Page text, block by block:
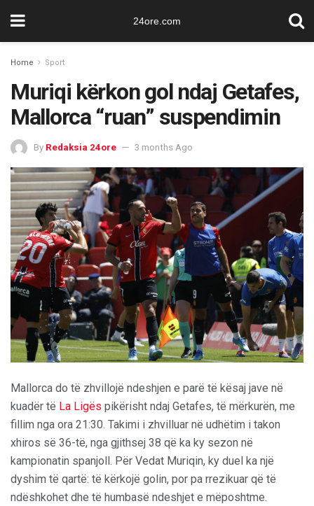
24ore.com
Home Sport
Muriqi kërkon gol ndaj Getafes,
Mallorca “ruan” suspendimin
By Redaksia 24ore 3 months Ago
Mallorca do të zhvillojë ndeshjen e parë të kësaj jave në
kuadër të La Ligës pikërisht ndaj Getafes, të mërkurën, me
fillim nga ora 21:30. Takimi i zhvilluar në udhëtim i takon
xhiros së 36-të, nga gjithsej 38 që ka ky sezon në
kampionatin spanjoll. Për Vedat Muriqin, ky duel ka një
dyshim të qartë: të kërkojë golin, por pa rrezikuar që të
ndëshkohet dhe të humbasë ndeshjet e mëposhtme.